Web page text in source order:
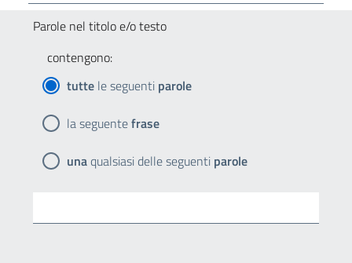
Parole nel titolo e/o testo
contengono:
tutte le seguenti parole
la seguentefrase
unaqualsiasi delle seguenti parole